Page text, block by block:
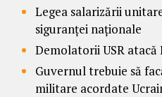
Legea salarizării
siguranței naționale
Demolatorii USR atacă
Guvernul trebuie să
militare acordate